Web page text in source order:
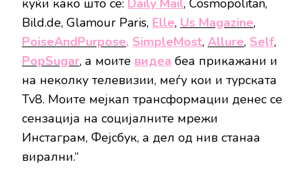
Bild.de, Glamour Paris, Elle, Us Magazine,
PoiseAndPurpose, SimpleMost, Allure, Self,
PopSugar, а моите видеа беа прикажани и
на неколку телевизии, меѓу кои и турската
Tv8. Моите мејкап трансформации денес се
сензација на социјалните мрежи
Инстаграм, Фејсбук, а дел од нив станаа
вирални.“